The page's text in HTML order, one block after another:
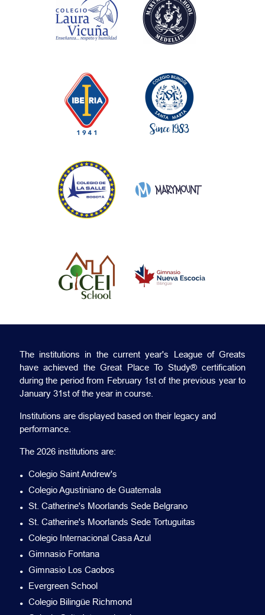
The institutions in the current year's League of Greats
have achieved the Great Place To Study® certification
during the period from February 1st of the previous year to
January 31st of the year in course.
Institutions are displayed based on their legacy and
performance.
The 2026 institutions are:
Colegio Saint Andrew's
Colegio Agustiniano de Guatemala
St. Catherine's Moorlands Sede Belgrano
St. Catherine's Moorlands Sede Tortuguitas
Colegio Internacional Casa Azul
Gimnasio Fontana
Gimnasio Los Caobos
Evergreen School
Colegio Bilingüe Richmond